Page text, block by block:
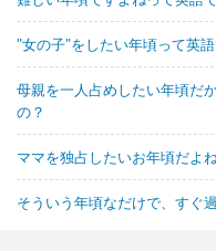
"女の子"をしたい年頃って英
母親を一人占めしたい年頃だ
の？
ママを独占したいお年頃だよ
そういう年頃なだけで、すぐ